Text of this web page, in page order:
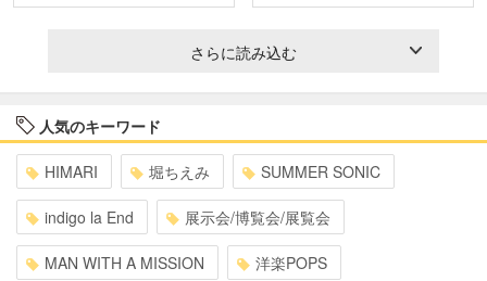
さらに読み込む
人気のキーワード
HIMARI 堀ちえみ SUMMER SONIC
indigo la End 展示会/博覧会/展覧会
MAN WITH A MISSION 洋楽POPS